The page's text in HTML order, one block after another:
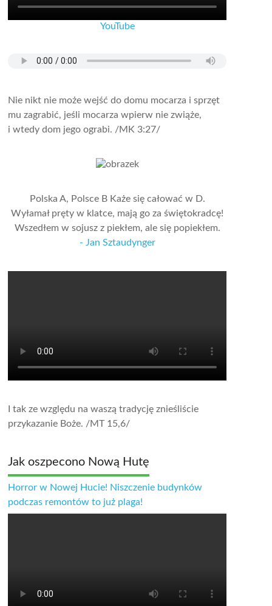
YouTube
Nie nikt nie może wejść do domu mocarza i sprzęt
mu zagrabić, jeśli mocarza wpierw nie zwiąże,
i wtedy dom jego ograbi. /MK 3:27/
Polska A, Polsce B Każe się całować w D.
Wyłamał pręty w klatce, mają go za świętokradcę!
Wszedłem w sojusz z piekłem, ale się popiekłem.
- Jan Sztaudynger
I tak ze względu na waszą tradycję znieśliście
przykazanie Boże. /MT 15,6/
Jak oszpecono Nową Hutę
Horror w Nowej Hucie! Niszczenie budynków
podczas remontów to już plaga!